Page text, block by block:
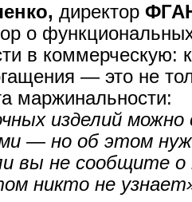
директор
о
в коммерческую:
— это не
маржинальности:
изделий
— но об этом
вы не сообщите о
никто не